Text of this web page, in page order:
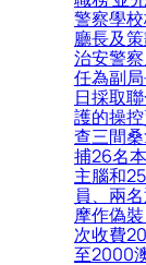
警察學
廳長及
治安警
任為副
日採取
護的操
查三間
捕26名
主腦和
員、兩
摩作偽
次收費
至2000